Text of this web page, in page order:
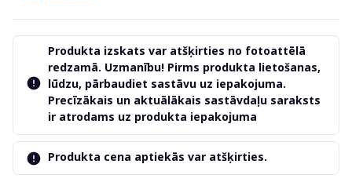
Produkta izskats var atšķirties no fotoattēlā
redzamā. Uzmanību! Pirms produkta lietošanas,
lūdzu, pārbaudiet sastāvu uz iepakojuma.
Precīzākais un aktuālākais sastāvdaļu saraksts
ir atrodams uz produkta iepakojuma
Produkta cena aptiekās var atšķirties.